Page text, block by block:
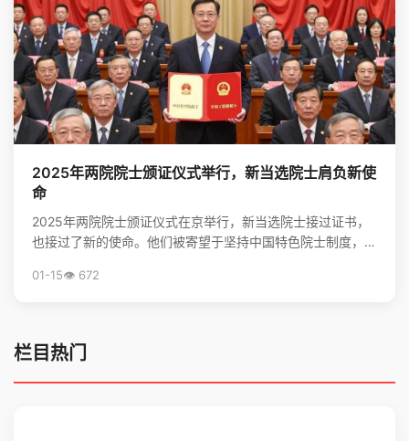
2025年两院院士颁证仪式举行，新当选院士肩负新使
命
2025年两院院士颁证仪式在京举行，新当选院士接过证书，
也接过了新的使命。他们被寄望于坚持中国特色院士制度，勇
01-15👁️ 672
栏目热门